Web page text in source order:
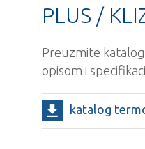
PLUS /
Preuzmite
opisom i
katalog